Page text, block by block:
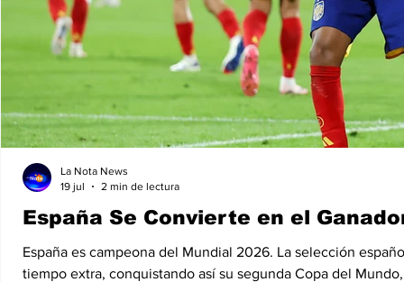
España Se Convierte en el
España es campeona del Mundial 2026. La selección
tiempo extra, conquistando así su segunda Copa del
La Nota News
19 jul
2 min de lectura